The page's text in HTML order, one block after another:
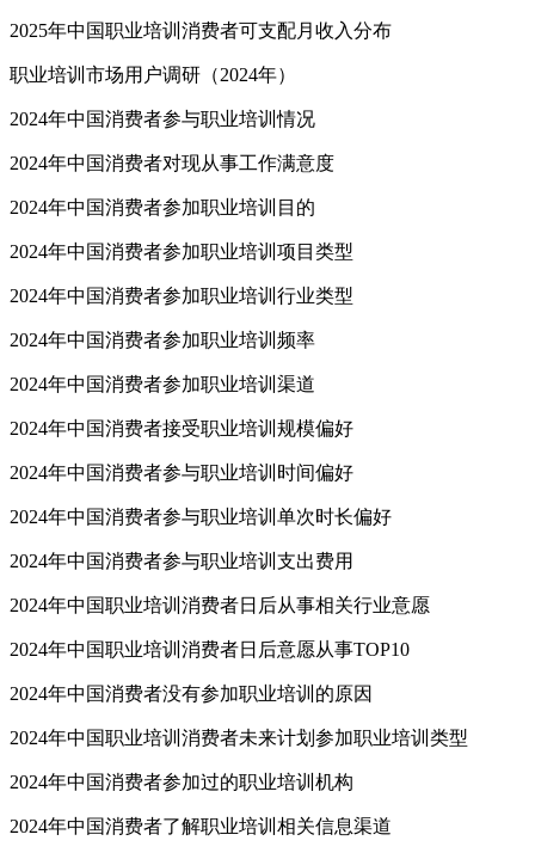
2025年中国职业培训消费者可支配月收入分布
职业培训市场用户调研（2024年）
2024年中国消费者参与职业培训情况
2024年中国消费者对现从事工作满意度
2024年中国消费者参加职业培训目的
2024年中国消费者参加职业培训项目类型
2024年中国消费者参加职业培训行业类型
2024年中国消费者参加职业培训频率
2024年中国消费者参加职业培训渠道
2024年中国消费者接受职业培训规模偏好
2024年中国消费者参与职业培训时间偏好
2024年中国消费者参与职业培训单次时长偏好
2024年中国消费者参与职业培训支出费用
2024年中国职业培训消费者日后从事相关行业意愿
2024年中国职业培训消费者日后意愿从事TOP10
2024年中国消费者没有参加职业培训的原因
2024年中国职业培训消费者未来计划参加职业培训类型
2024年中国消费者参加过的职业培训机构
2024年中国消费者了解职业培训相关信息渠道